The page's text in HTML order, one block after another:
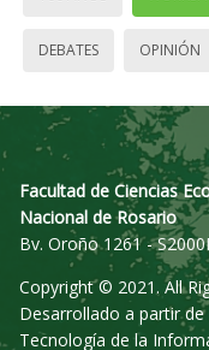
DEBATES OPINIÓN
Facultad de Ciencias
Nacional de Rosario
Bv. Oroño 1261 -
Copyright © 2021. All
Desarrollado a partir
Tecnología de la